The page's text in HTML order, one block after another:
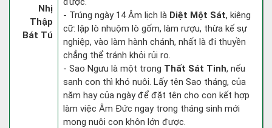
Nhị
Thập
Bát Tú
- Trúng ngày 14 Âm lịch là Diệt Một Sát, kiêng
cữ: lập lò nhuộm lò gốm, làm rượu, thừa kế sự
nghiệp, vào làm hành chánh, nhất là đi thuyền
chẳng thể tránh khỏi rủi ro.
- Sao Ngưu là một trong Thất Sát Tinh, nếu
sanh con thì khó nuôi. Lấy tên Sao tháng, của
năm hay của ngày để đặt tên cho con kết hợp
làm việc Âm Đức ngay trong tháng sinh mới
mong nuôi con khôn lớn được.